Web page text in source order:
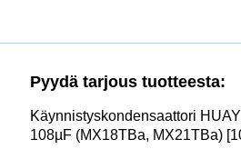
Pyydä tarjous tuotteesta:
Käynnistyskondensaattori
108µF (MX18TBa, MX21TBa)